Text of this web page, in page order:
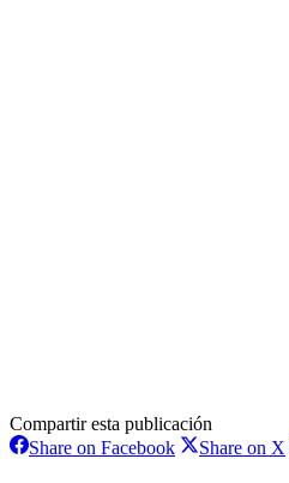
Compartir esta publicación
Share on FacebookShareShare on X